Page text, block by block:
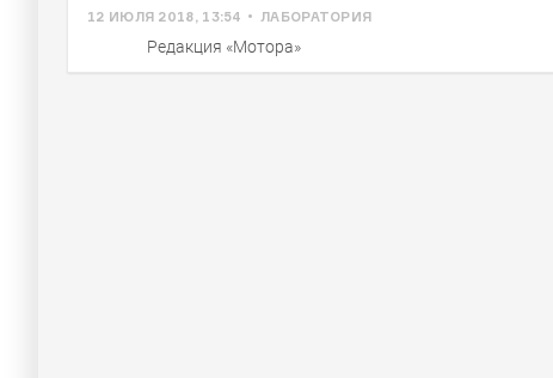
12 ИЮЛЯ 2018, 13:54 ЛАБОРАТОРИЯ
Редакция «Мотора»